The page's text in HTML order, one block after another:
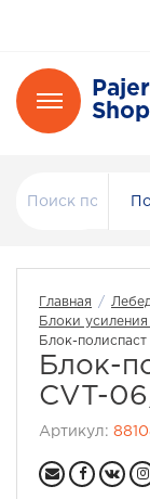
Shop
Главная /
Блоки усиления
Блок-
Блок-
CVT-
Артикул: